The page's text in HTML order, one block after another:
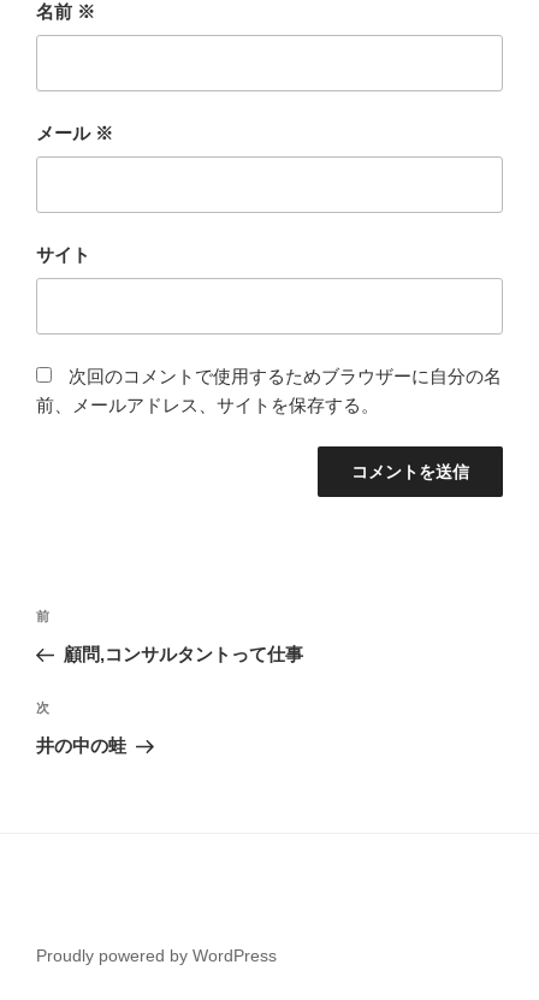
名前 ※
メール ※
サイト
次回のコメントで使用するためブラウザーに自分の名
前、メールアドレス、サイトを保存する。
投
ナ
ビ
ゲ
前
の
稿
前
顧問,コンサルタントって仕事
次
の
次
井の中の蛙
Proudly powered by WordPress